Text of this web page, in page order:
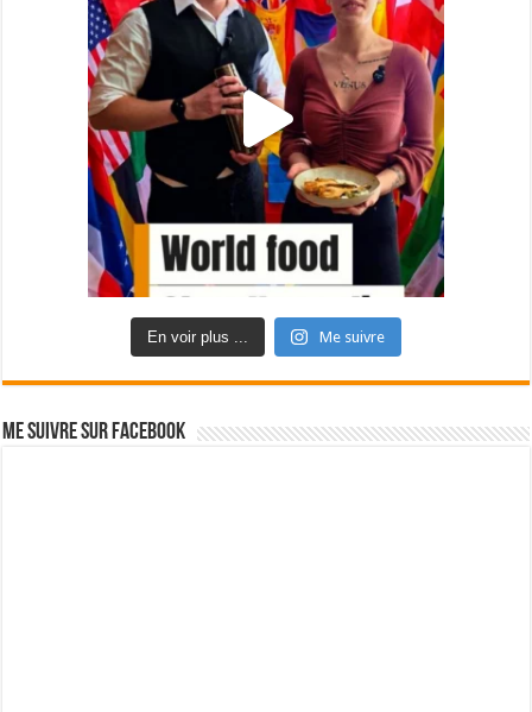
En voir plus ... Me suivre
Me suivre sur Facebook